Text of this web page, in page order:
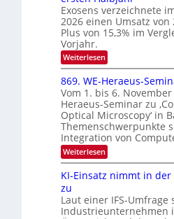
N
2
0
2
6
d
i
e
K
I
m
i
t
d
e
n
k
t
Exosens verzeichnete
2026 einen Umsatz von
Plus von 15,3% im
Vorjahr.
Weiterlesen:
E
x
o
s
e
n
s
m
e
l
d
e
t
a
869. WE-Heraeus-
Vom 1. bis 6.
Heraeus-Seminar zu
Optical Microscopy‘ in
Themenschwerpunkte
Integration von
Weiterlesen:
8
9
W
E
KI-Einsatz nimmt in der
zu
Laut einer IFS-Umfrage
Industrieunternehmen